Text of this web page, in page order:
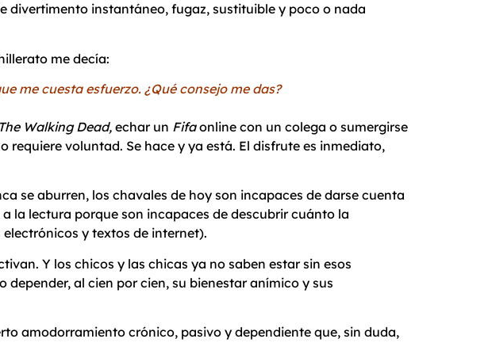
divertimento instantáneo, fugaz, sustituible y poco o nada
me decía:
me cuesta esfuerzo. ¿Qué consejo me das?
The Walking Dead, echar un Fifaonline con un colega o sumergirse
voluntad. Se hace y ya está. El disfrute es inmediato,
se aburren, los chavales de hoy son incapaces de darse cuenta
la lectura porque son incapaces de descubrir cuánto la
y textos de internet).
Y los chicos y las chicas ya no saben estar sin esos
al cien por cien, su bienestar anímico y sus
amodorramiento crónico, pasivo y dependiente que, sin duda,